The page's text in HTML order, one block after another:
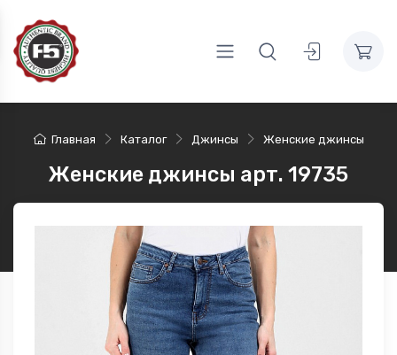
Главная Каталог Джинсы Женские джинсы
Женские джинсы арт. 19735